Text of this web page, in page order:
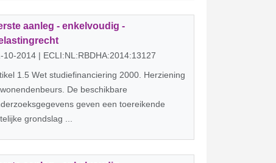
aanleg - enkelvoudig -
10-2014 | ECLI:NL:RBDHA:2014:13127
1.5 Wet studiefinanciering 2000. Herziening
De beschikbare
geven een toereikende
grondslag ...